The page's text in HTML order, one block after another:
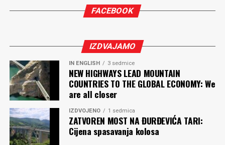
FACEBOOK
IZDVAJAMO
IN ENGLISH 3 sedmice
NEW HIGHWAYS LEAD MOUNTAIN
COUNTRIES TO THE GLOBAL ECONOMY: We
are all closer
IZDVOJENO 1 sedmica
ZATVOREN MOST NA ĐURĐEVIĆA TARI:
Cijena spasavanja kolosa